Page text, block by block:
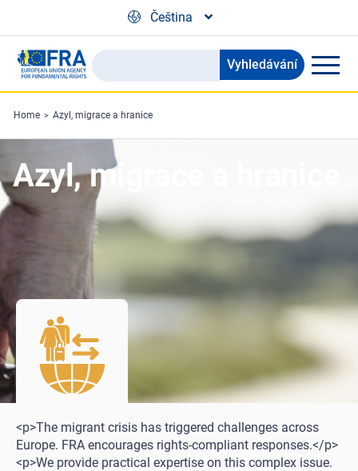
Čeština
Search
the
FRA
website
Vyhledávání
Home Azyl, migrace a hranice
Azyl, migrace a hranice
<p>The migrant crisis has triggered challenges across
Europe. FRA encourages rights-compliant responses.</p>
<p>We provide practical expertise on this complex issue.